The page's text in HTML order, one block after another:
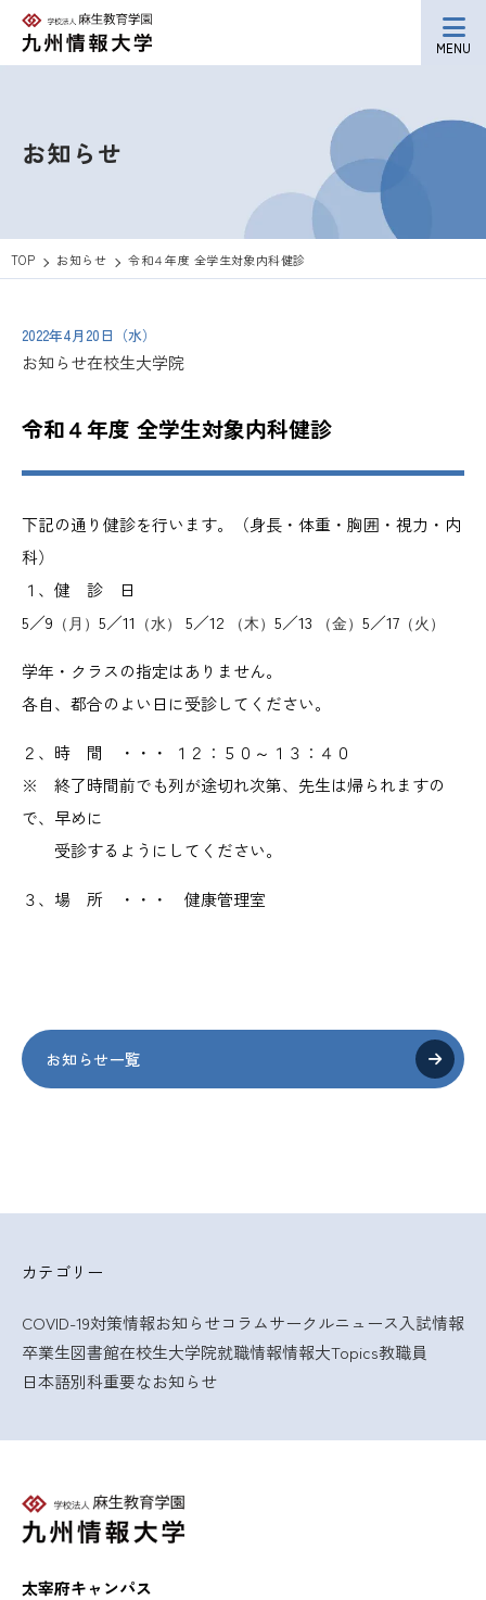
MENU
お知らせ
TOP お知らせ 令和４年度 全学生対象内科健診
2022年4月20日（水）
お知らせ在校生大学院
令和４年度 全学生対象内科健診
下記の通り健診を行います。（身長・体重・胸囲・視力・内
科）
１、健 診 日
5／9 （月） 5／11 （水） 5／12 （木） 5／13 （金） 5／17 （火）
学年・クラスの指定はありません。
各自、都合のよい日に受診してください。
２、時 間 ・・・ １２：５０～１３：４０
※ 終了時間前でも列が途切れ次第、先生は帰られますの
で、早めに
受診するようにしてください。
３、場 所 ・・・ 健康管理室
お知らせ一覧
カテゴリー
COVID-19対策情報お知らせコラムサークルニュース入試情報
卒業生図書館在校生大学院就職情報情報大Topics教職員
日本語別科重要なお知らせ
太宰府キャンパス